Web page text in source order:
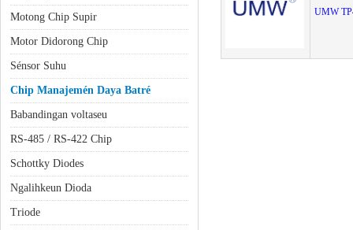
Motong Chip Supir
Motor Didorong Chip
Sénsor Suhu
Chip Manajemén Daya Batré
Babandingan voltaseu
RS-485 / RS-422 Chip
Schottky Diodes
Ngalihkeun Dioda
Triode
UMW